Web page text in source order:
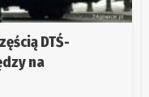
DTŚ-
na